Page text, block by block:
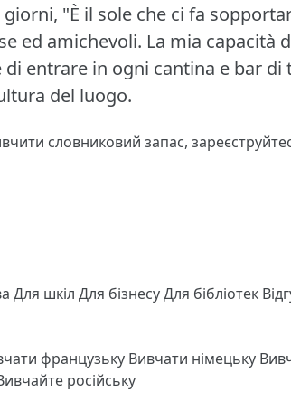
"È il sole che ci fa
ed amichevoli. La mia capacità
entrare in ogni cantina e bar di
del luogo.
словниковий запас,
Для шкіл Для бізнесуДля бібліотек
французьку Вивчати німецьку
російську